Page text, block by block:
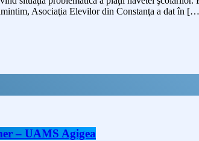
Asociaţia Elevilor din Constanţa a dat în
– UAMS Agigea